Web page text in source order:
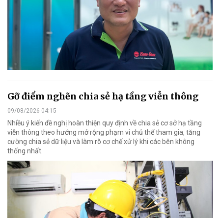
Gỡ điểm nghẽn chia sẻ hạ tầng viễn thông
09/08/2026 04:15
Nhiều ý kiến đề nghị hoàn thiện quy định về chia sẻ cơ sở hạ tầng
viễn thông theo hướng mở rộng phạm vi chủ thể tham gia, tăng
cường chia sẻ dữ liệu và làm rõ cơ chế xử lý khi các bên không
thống nhất.